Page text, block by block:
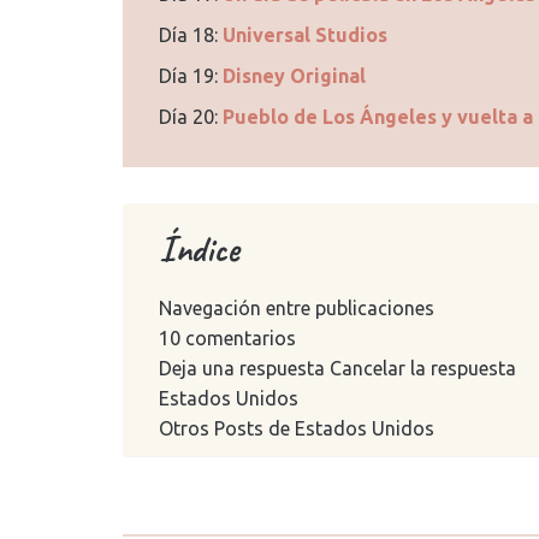
Día 18: Universal Studios
Día 19: Disney Original
Día 20: Pueblo de Los Ángeles y vuelta a
Índice
Navegación entre publicaciones
10 comentarios
Deja una respuesta Cancelar la respuesta
Estados Unidos
Otros Posts de Estados Unidos